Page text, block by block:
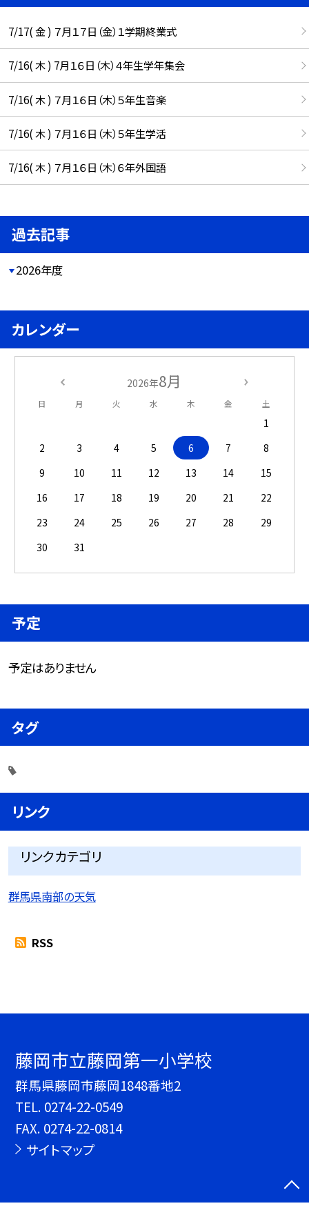
7/17( 金 ) ７月１７日（金）１学期終業式
7/16( 木 ) 7月１６日（木）４年生学年集会
7/16( 木 ) ７月１６日（木）５年生音楽
7/16( 木 ) ７月１６日（木）５年生学活
7/16( 木 ) ７月１６日（木）６年外国語
過去記事
2026年度
カレンダー
2026年8月
日 月 火 水 木 金 土
1
2
3 4 5 6 7
8
9
10 11 12 13 14
15
16
17 18 19 20 21
22
23
24 25 26 27 28
29
30
31
予定
予定はありません
タグ
リンク
リンクカテゴリ
群馬県南部の天気
RSS
藤岡市立藤岡第一小学校
群馬県藤岡市藤岡1848番地2
TEL. 0274-22-0549
FAX. 0274-22-0814
サイトマップ